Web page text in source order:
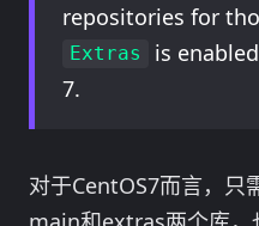
repositories for
Extras
is
7.
对于CentOS7而言，只